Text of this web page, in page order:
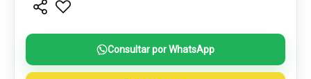
Consultar por WhatsApp